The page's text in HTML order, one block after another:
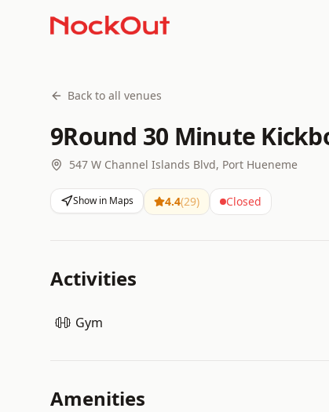
Back to all venues
9Round 30 Minute
547 W Channel Islands Blvd, Port Hueneme
Show in Maps 4.4(29) Closed
Activities
Gym
Amenities